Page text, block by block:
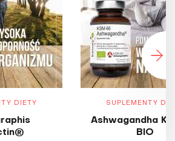
DIETY SUPLEMENTY
Ashwagandha
BIO